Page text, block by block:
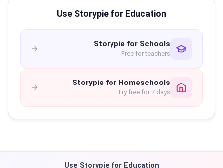
Use Storypie for Education
Storypie for Schools
Free for teachers
Storypie for Homeschools
Try free for 7 days
Use Storypie for Education